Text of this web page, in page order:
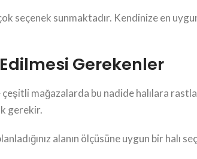
seçenek sunmaktadır. Kendinize en
Gerekenler
mağazalarda bu nadide halılara
gerekir.
alanın ölçüsüne uygun bir halı